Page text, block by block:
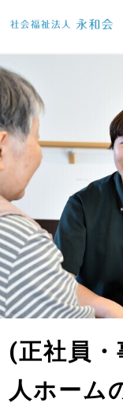
(正社員
人ホーム